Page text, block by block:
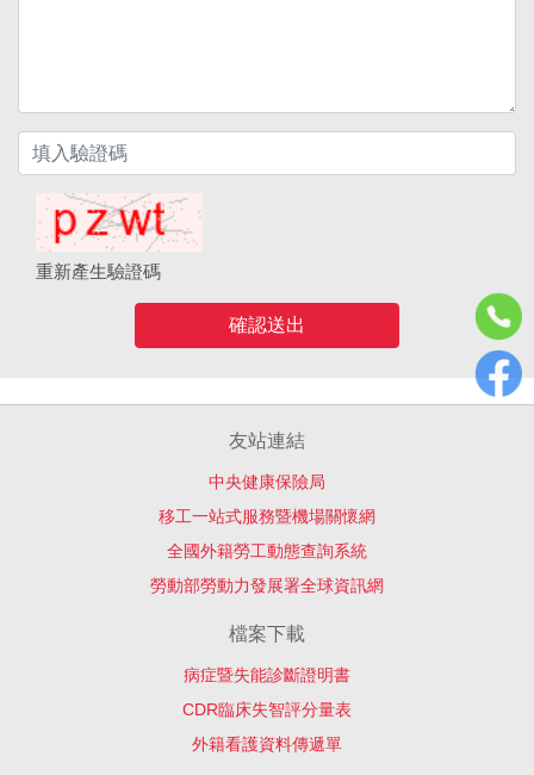
重新產生驗證碼
確認送出
友站連結
中央健康保險局
移工一站式服務暨機場關懷網
全國外籍勞工動態查詢系統
勞動部勞動力發展署全球資訊網
檔案下載
病症暨失能診斷證明書
CDR臨床失智評分量表
外籍看護資料傳遞單